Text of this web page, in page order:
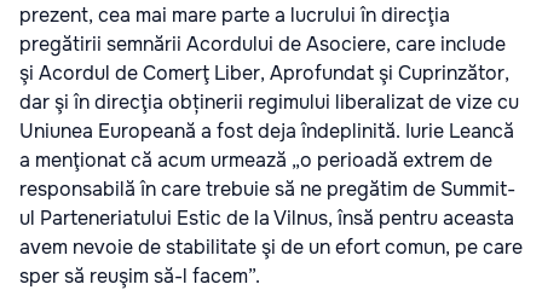
prezent, cea mai mare parte a lucrului în direcţia
pregătirii semnării Acordului de Asociere, care include
şi Acordul de Comerţ Liber, Aprofundat şi Cuprinzător,
dar şi în direcţia obținerii regimului liberalizat de vize cu
Uniunea Europeană a fost deja îndeplinită. Iurie Leancă
a menţionat că acum urmează „o perioadă extrem de
responsabilă în care trebuie să ne pregătim de Summit-
ul Parteneriatului Estic de la Vilnus, însă pentru aceasta
avem nevoie de stabilitate şi de un efort comun, pe care
sper să reuşim să-l facem”.